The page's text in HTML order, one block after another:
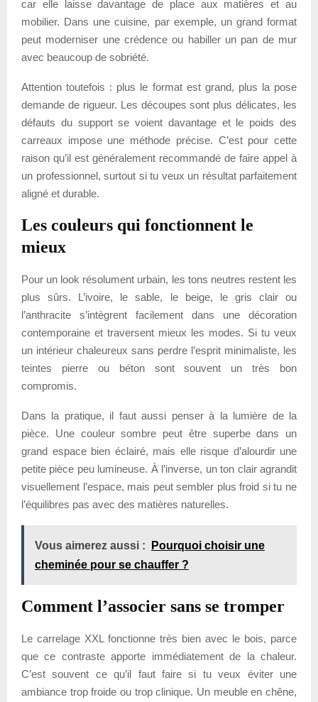
car elle laisse davantage de place aux matières et au
mobilier. Dans une cuisine, par exemple, un grand format
peut moderniser une crédence ou habiller un pan de mur
avec beaucoup de sobriété.
Attention toutefois : plus le format est grand, plus la pose
demande de rigueur. Les découpes sont plus délicates, les
défauts du support se voient davantage et le poids des
carreaux impose une méthode précise. C’est pour cette
raison qu’il est généralement recommandé de faire appel à
un professionnel, surtout si tu veux un résultat parfaitement
aligné et durable.
Les couleurs qui fonctionnent le
mieux
Pour un look résolument urbain, les tons neutres restent les
plus sûrs. L’ivoire, le sable, le beige, le gris clair ou
l’anthracite s’intègrent facilement dans une décoration
contemporaine et traversent mieux les modes. Si tu veux
un intérieur chaleureux sans perdre l’esprit minimaliste, les
teintes pierre ou béton sont souvent un très bon
compromis.
Dans la pratique, il faut aussi penser à la lumière de la
pièce. Une couleur sombre peut être superbe dans un
grand espace bien éclairé, mais elle risque d’alourdir une
petite pièce peu lumineuse. À l’inverse, un ton clair agrandit
visuellement l’espace, mais peut sembler plus froid si tu ne
l’équilibres pas avec des matières naturelles.
Vous aimerez aussi :
Pourquoi choisir une
cheminée pour se chauffer ?
Comment l’associer sans se tromper
Le carrelage XXL fonctionne très bien avec le bois, parce
que ce contraste apporte immédiatement de la chaleur.
C’est souvent ce qu’il faut faire si tu veux éviter une
ambiance trop froide ou trop clinique. Un meuble en chêne,